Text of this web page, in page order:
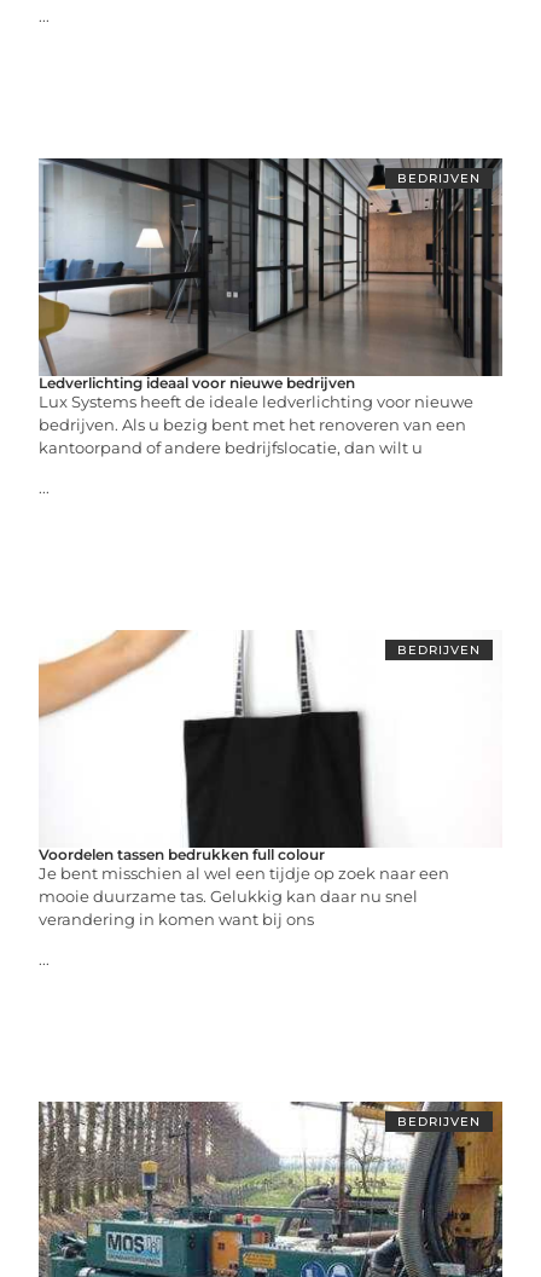
...
BEDRIJVEN
Ledverlichting ideaal voor nieuwe bedrijven
Lux Systems heeft de ideale ledverlichting voor nieuwe
bedrijven. Als u bezig bent met het renoveren van een
kantoorpand of andere bedrijfslocatie, dan wilt u
...
BEDRIJVEN
Voordelen tassen bedrukken full colour
Je bent misschien al wel een tijdje op zoek naar een
mooie duurzame tas. Gelukkig kan daar nu snel
verandering in komen want bij ons
...
BEDRIJVEN